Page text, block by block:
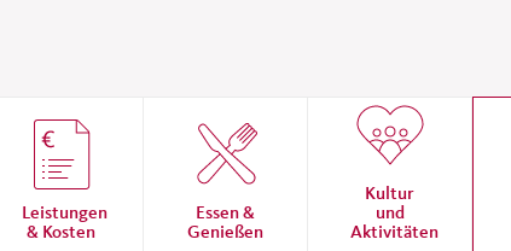
Leistungen
& Kosten
Essen &
Genießen
Kultur
und
Aktivitäten